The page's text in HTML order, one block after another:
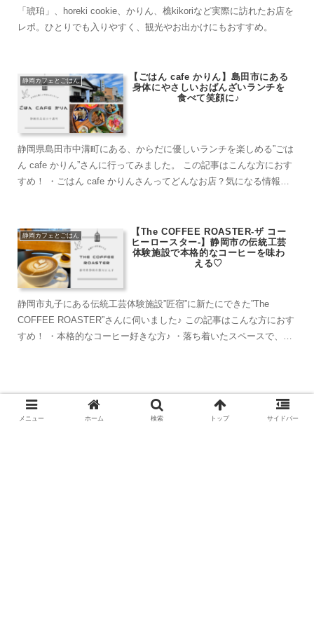
「琥珀」、horeki cookie、かりん、樵kikoriなど実際に訪れたお店を
レポ。ひとりでも入りやすく、観光やお出かけにもおすすめ。
静岡カフェとごはん
【ごはん cafe かりん】島田市にある
身体にやさしいおばんざいランチを
食べて笑顔に♪
静岡県島田市中溝町にある、からだに優しいランチを楽しめる”ごは
ん cafe かりん”さんに行ってみました。 この記事はこんな方におす
すめ！ ・ごはん cafe かりんさんってどんなお店？気になる情報を
静岡カフェとごはん
【The COFFEE ROASTER-ザ コー
ヒーロースター-】静岡市の伝統工芸
体験施設で本格的なコーヒーを味わ
える♡
静岡市丸子にある伝統工芸体験施設”匠宿”に新たにできた”The
COFFEE ROASTER”さんに伺いました♪ この記事はこんな方におす
すめ！ ・本格的なコーヒー好きな方♪ ・落ち着いたスペースで、ゆ
【磐田カフェ】24CAFE｜住宅街に
ひっそり佇む小さな隠れ家カフェ
メニュー ホーム 検索 トップ サイドバー